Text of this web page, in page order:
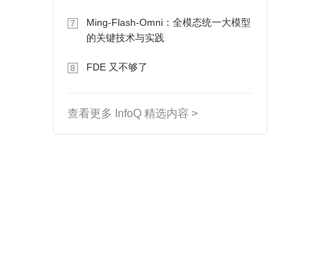
7
Ming-Flash-Omni：全模态统一大模型
的关键技术与实践
8 FDE 又不够了
查看更多 InfoQ 精选内容 >